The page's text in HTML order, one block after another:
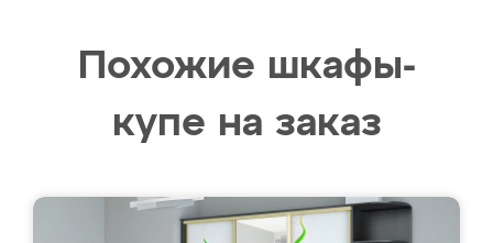
Похожие шкафы-
купе на заказ